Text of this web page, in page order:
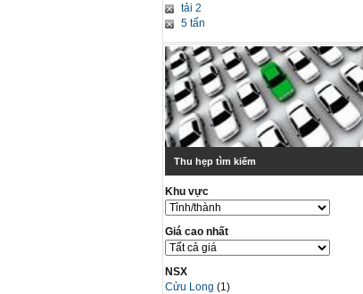
tải 2
5 tấn
Thu hẹp tìm kiếm
Khu vực
Giá cao nhất
NSX
Cửu Long(1)